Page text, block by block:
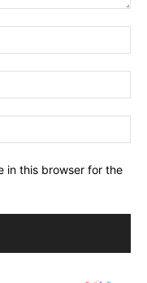
in this browser for the